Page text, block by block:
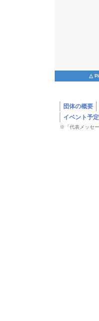
△
団体の概要
イベント予定
※「代表メッセー